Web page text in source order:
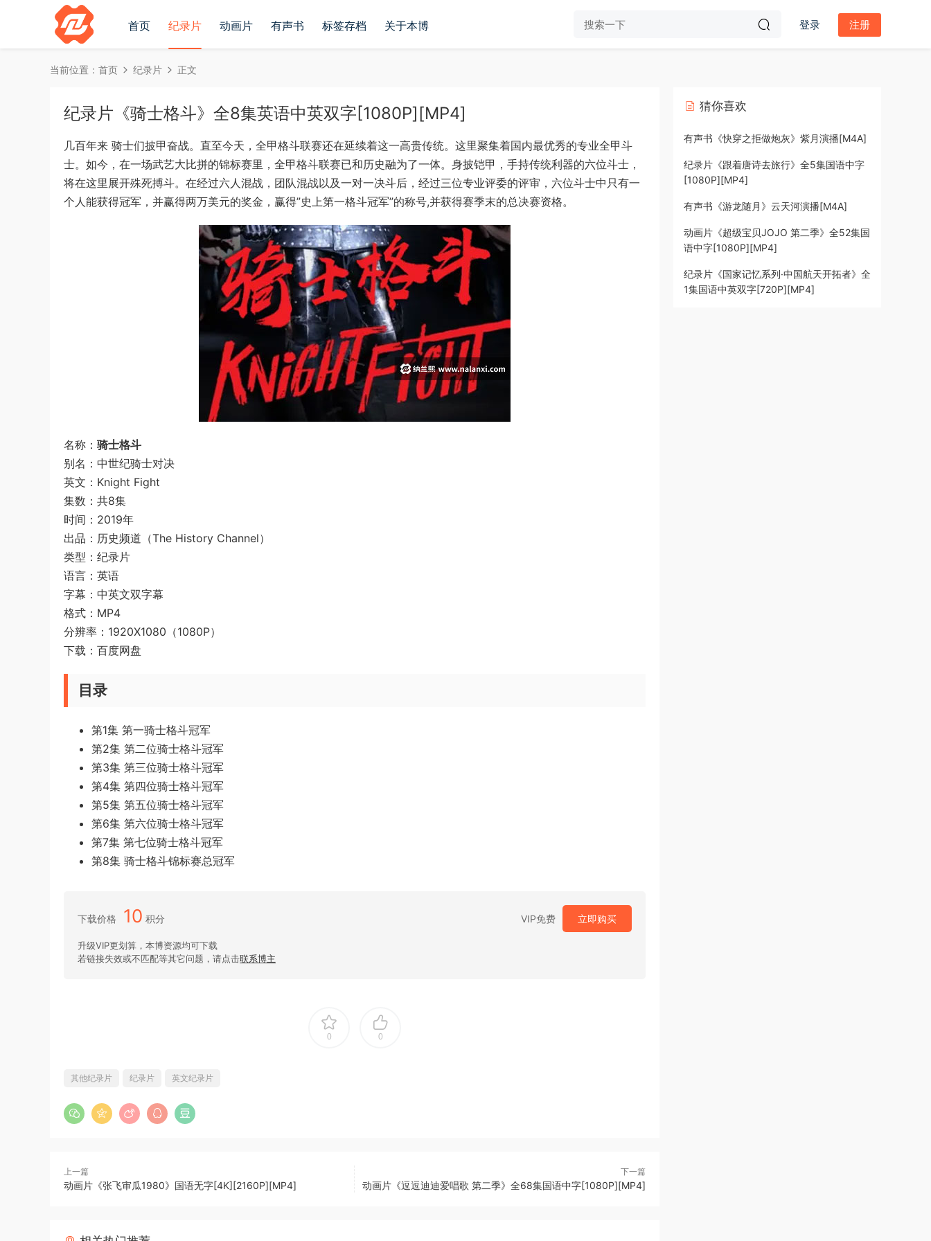
首页 纪录片 动画片 有声书 标签存档 关于本博 登录 注册
当前位置： 首页 纪录片 正文
纪录片《骑士格斗》全8集英语中英双字[1080P][MP4]
几百年来 骑士们披甲奋战。直至今天，全甲格斗联赛还在延续着这一高贵传统。这里聚集着国内最优秀的专业全甲斗
士。如今，在一场武艺大比拼的锦标赛里，全甲格斗联赛已和历史融为了一体。身披铠甲，手持传统利器的六位斗士，
将在这里展开殊死搏斗。在经过六人混战，团队混战以及一对一决斗后，经过三位专业评委的评审，六位斗士中只有一
个人能获得冠军，并赢得两万美元的奖金，赢得”史上第一格斗冠军”的称号,并获得赛季末的总决赛资格。
名称： 骑士格斗
别名：中世纪骑士对决
英文：Knight Fight
集数：共8集
时间：2019年
出品：历史频道（The History Channel）
类型：纪录片
语言：英语
字幕：中英文双字幕
格式：MP4
分辨率：1920X1080（1080P）
下载：百度网盘
目录
第1集 第一骑士格斗冠军
第2集 第二位骑士格斗冠军
第3集 第三位骑士格斗冠军
第4集 第四位骑士格斗冠军
第5集 第五位骑士格斗冠军
第6集 第六位骑士格斗冠军
第7集 第七位骑士格斗冠军
第8集 骑士格斗锦标赛总冠军
下载价格 10 积分 VIP免费 立即购买
升级VIP更划算，本博资源均可下载
若链接失效或不匹配等其它问题，请点击联系博主
0 0
其他纪录片 纪录片 英文纪录片
上一篇
动画片《张飞审瓜1980》国语无字[4K][2160P][MP4]
下一篇
动画片《逗逗迪迪爱唱歌 第二季》全68集国语中字[1080P][MP4]
猜你喜欢
有声书《快穿之拒做炮灰》紫月演播[M4A]
纪录片《跟着唐诗去旅行》全5集国语中字
[1080P][MP4]
有声书《游龙随月》云天河演播[M4A]
动画片《超级宝贝JOJO 第二季》全52集国
语中字[1080P][MP4]
纪录片《国家记忆系列·中国航天开拓者》全
1集国语中英双字[720P][MP4]